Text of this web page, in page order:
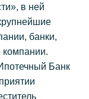
в ней
банки,
компании.
Банк